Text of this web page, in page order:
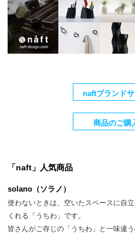
naftブランド
商品のご購
「naft」人気商品
solano（ソラノ）
使わないときは、空いたスペースに自
くれる「うちわ」です。
皆さんがご存じの「うちわ」と一味違